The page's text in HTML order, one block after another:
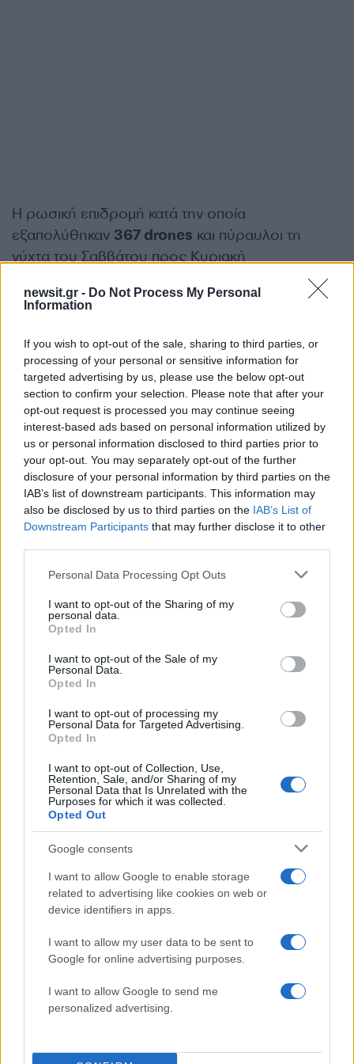
newsit.gr - Do Not Process My Personal
Information
If you wish to opt-out of the sale, sharing to third parties, or
processing of your personal or sensitive information for
targeted advertising by us, please use the below opt-out
section to confirm your selection. Please note that after your
opt-out request is processed you may continue seeing
interest-based ads based on personal information utilized by
us or personal information disclosed to third parties prior to
your opt-out. You may separately opt-out of the further
disclosure of your personal information by third parties on the
IAB’s list of downstream participants. This information may
also be disclosed by us to third parties on the IAB’s List of
Downstream Participants that may further disclose it to other
Please note that this website/app uses one or more Google
not limited to your visit or usage behaviour. You may click to
grant or deny consent to Google and its third-party tags to
use your data for below specified purposes in below Google
consent section.
Personal Data Processing Opt Outs
I want to opt-out of the Sharing of my
personal data.
Opted In
I want to opt-out of the Sale of my
Personal Data.
Opted In
I want to opt-out of processing my
Personal Data for Targeted Advertising.
Opted In
I want to opt-out of Collection, Use,
Retention, Sale, and/or Sharing of my
Personal Data that Is Unrelated with the
Purposes for which it was collected.
Opted Out
Google consents
I want to allow Google to enable storage
related to advertising like cookies on web or
device identifiers in apps.
I want to allow my user data to be sent to
Google for online advertising purposes.
I want to allow Google to send me
personalized advertising.
Η ρωσική επιδρομή κατά την οποία
εξαπολύθηκαν 367 drones και πύραυλοι τη
νύχτα του Σαββάτου προς Κυριακή
καταγράφτηκε από το ξέσπασμα του πολέμου.
Ο αμερικανός πρόεδρος άφησε ανοικτό το
ενδεχόμενοεπιβολής περαιτέρω κυρώσεων
στη Ρωσίασε αντίδραση για τις συνεχιζόμενες
αεροπορικές επιδρομές.
ΔΙΑΦΗΜΙΣΗ
Σχόλια
Αν τα χάσατε
Τροχαίο στις Σέρρες:
σκοτώθηκαν όταν το
αυτοκίνητό τους
συγκρούστηκε με φορτηγό
Κυψέλη: «Δεν μπορώ
το ζευγάρι
που φιλοξενούσε